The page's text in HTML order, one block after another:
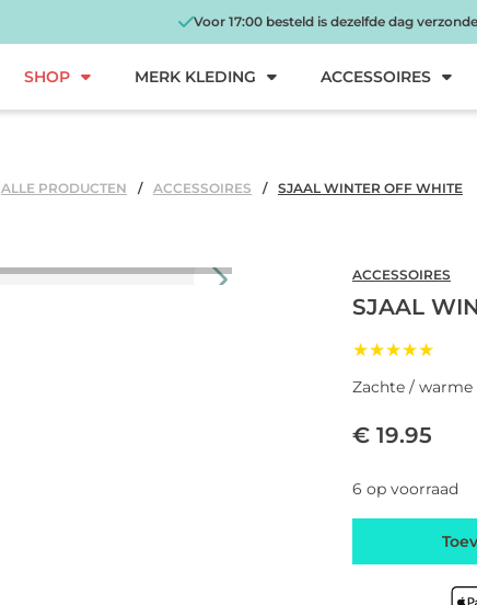
Voor 17:00 besteld is dezelfde dag
SHOP MERK KLEDING ACCESSOIRES
ALLE PRODUCTEN ACCESSOIRES SJAAL WINTER OFF WHITE
ACCESSOIRES
SJAAL
★★★★★
Zachte /
€ 19.95
6 op voorraad